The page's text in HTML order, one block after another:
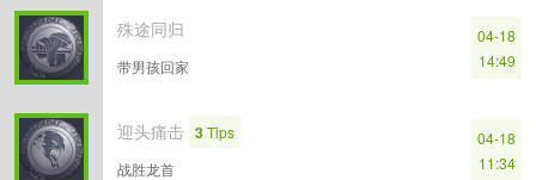
殊途同归
带男孩回家
04-18
14:49
迎头痛击 3Tips
战胜龙首
04-18
11:34